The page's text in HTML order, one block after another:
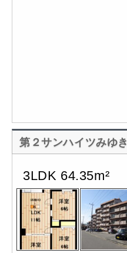
第２サンハイツみゆき
3LDK 64.35m²